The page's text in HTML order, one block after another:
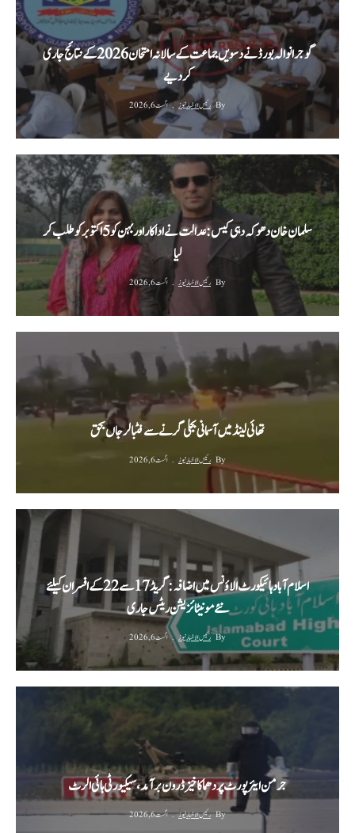
گوجرانوالہ بورڈ نے دسویں جماعت کے سالانہ امتحان 2026 کے نتائج جاری
کر دیے
By رئیس الاخبار نیوز اگست 6, 2026
سلمان خان دھوکہ دہی کیس: عدالت نے اداکار اور بہن کو 5 اکتوبر کو طلب کر
لیا
By رئیس الاخبار نیوز اگست 6, 2026
تھائی لینڈ میں آسمانی بجلی گرنے سے فٹبالر جاں بحق
By رئیس الاخبار نیوز اگست 6, 2026
اسلام آباد ہائیکورٹ الاؤنس میں اضافہ: گریڈ 17 سے 22 کے افسران کیلئے
نئے مونیٹائزیشن ریٹس جاری
By رئیس الاخبار نیوز اگست 6, 2026
جرمن ایئرپورٹ پر دھماکا خیز ڈرون برآمد، سیکیورٹی ہائی الرٹ
By رئیس الاخبار نیوز اگست 6, 2026